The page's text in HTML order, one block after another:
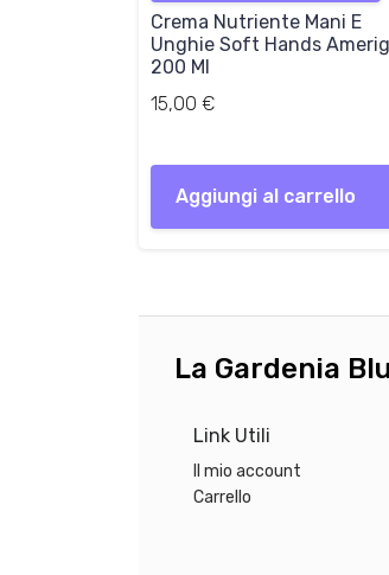
Crema Nutriente Mani E
Unghie Soft Hands
200 Ml
15,00 €
Aggiungi al carrello
La Gardenia Blu
Link Utili
Il mio account
Carrello